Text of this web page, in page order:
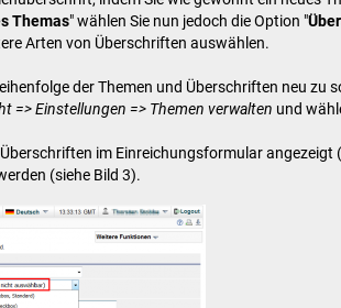
Themas" wählen Sie nun jedoch die Option "
Arten von Überschriften auswählen.
der Themen und Überschriften neu zu
=> Einstellungen => Themen verwalten und
im Einreichungsformular
(siehe Bild 3).